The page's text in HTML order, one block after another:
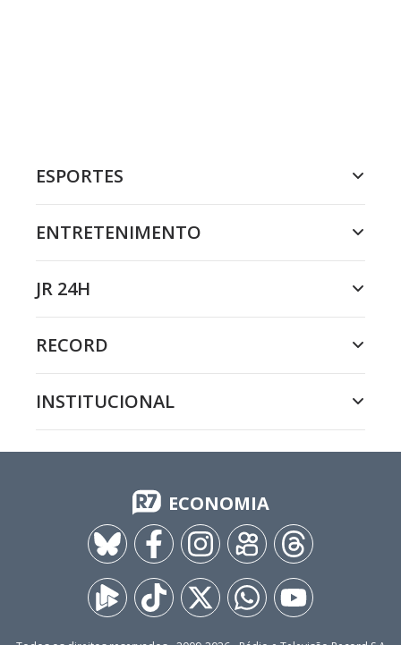
ESPORTES
ENTRETENIMENTO
JR 24H
RECORD
INSTITUCIONAL
ECONOMIA